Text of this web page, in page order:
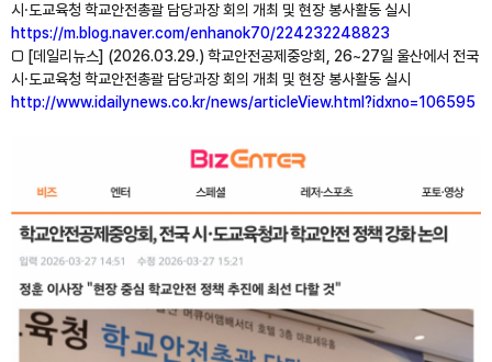
시⸱도교육청 학교안전총괄 담당과장 회의 개최 및 현장 봉사활동 실시
https://m.blog.naver.com/enhanok70/224232248823
□ [데일리뉴스] (2026.03.29.) 학교안전공제중앙회, 26~27일 울산에서 전국
시⸱도교육청 학교안전총괄 담당과장 회의 개최 및 현장 봉사활동 실시
http://www.idailynews.co.kr/news/articleView.html?idxno=106595